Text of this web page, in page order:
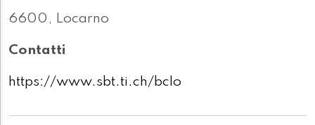
6600, Locarno
Contatti
https://www.sbt.ti.ch/bclo